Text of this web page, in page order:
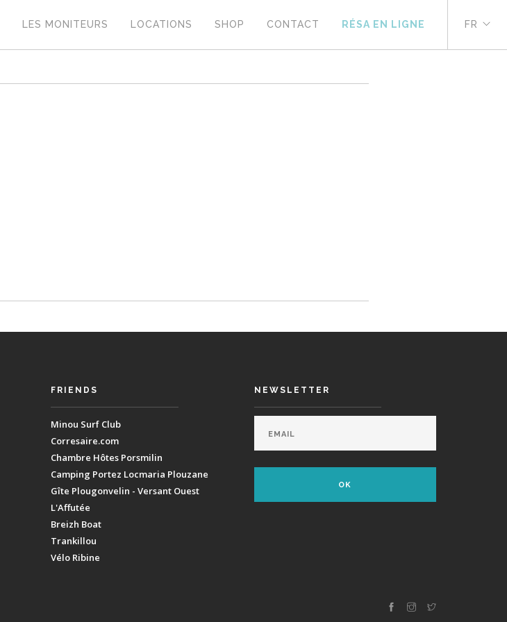
LES MONITEURS LOCATIONS SHOP CONTACT RÉSA EN LIGNE FR
FRIENDS
Minou Surf Club
Corresaire.com
Chambre Hôtes Porsmilin
Camping Portez Locmaria Plouzane
Gîte Plougonvelin - Versant Ouest
L'Affutée
Breizh Boat
Trankillou
Vélo Ribine
NEWSLETTER